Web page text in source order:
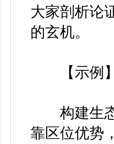
大家剖析论
的玄机。
【示例】
构建生态
靠区位优势